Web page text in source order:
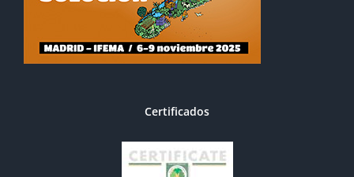
Certificados